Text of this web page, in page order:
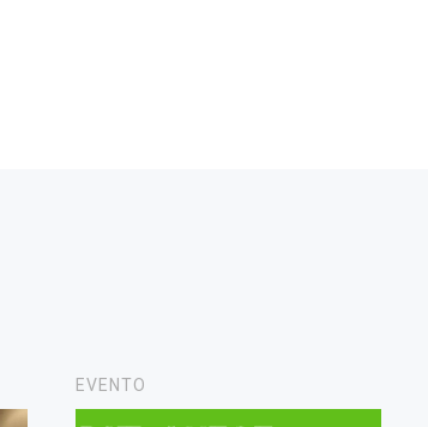
EVENTO